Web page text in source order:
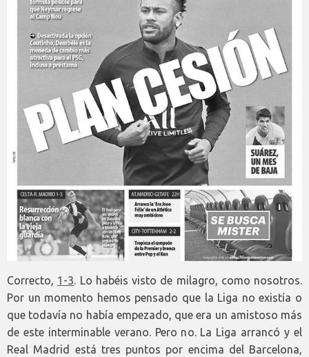
Correcto, 1-3. Lo habéis visto de milagro, como nosotros.
Por un momento hemos pensado que la Liga no existía o
que todavía no había empezado, que era un amistoso más
de este interminable verano. Pero no. La Liga arrancó y el
Real Madrid está tres puntos por encima del Barcelona,